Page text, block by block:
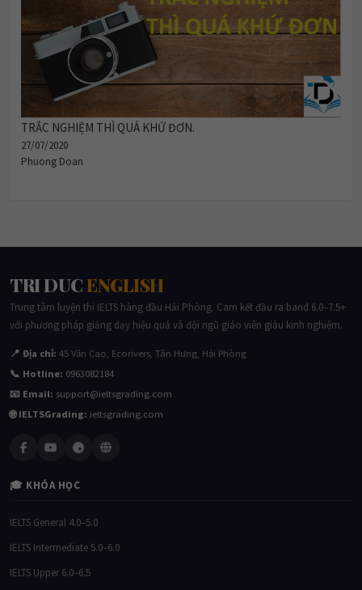
TRẮC NGHIỆM THÌ QUÁ KHỨ ĐƠN.
27/07/2020
Phuong Doan
TRI DUCENGLISH
Trung tâm luyện thi IELTS hàng đầu Hải Phòng. Cam kết đầu ra band 6.0–7.5+
với phương pháp giảng dạy hiệu quả và đội ngũ giáo viên giàu kinh nghiệm.
📍 Địa chỉ: 45 Văn Cao, Ecorivers, Tân Hưng, Hải Phòng
📞 Hotline: 0963082184
📧 Email: support@ieltsgrading.com
🌐 IELTSGrading: ieltsgrading.com
🎓 KHÓA HỌC
IELTS General 4.0–5.0
IELTS Intermediate 5.0–6.0
IELTS Upper 6.0–6.5